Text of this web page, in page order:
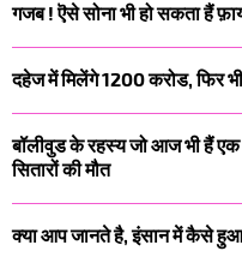
गजब ! ऎसे सोना भी हो सकता हैं
दहेज में मिलेंगे 1200 करोड, फिर
बॉलीवुड के रहस्य जो आज भी हैं
सितारों की मौत
क्या आप जानते है, इंसान में कैसे हुआ